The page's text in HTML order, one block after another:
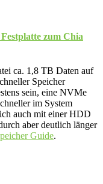
zum Chia
ca. 1,8 TB Daten auf
Speicher
sein, eine NVMe
im System
auch mit einer HDD
aber deutlich länger
Guide.